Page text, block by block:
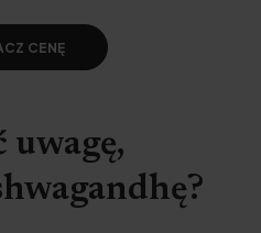
CENĘ
uwagę,